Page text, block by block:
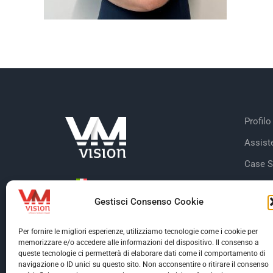
Gestisci Consenso Cookie
Per fornire le migliori esperienze, utilizziamo tecnologie come i cookie per
memorizzare e/o accedere alle informazioni del dispositivo. Il consenso a
queste tecnologie ci permetterà di elaborare dati come il comportamento di
navigazione o ID unici su questo sito. Non acconsentire o ritirare il consenso
Profilo
Case
Clienti